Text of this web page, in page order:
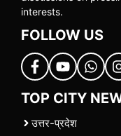
interests.
FOLLOW US
TOP CITY
उत्तर-प्रदेश